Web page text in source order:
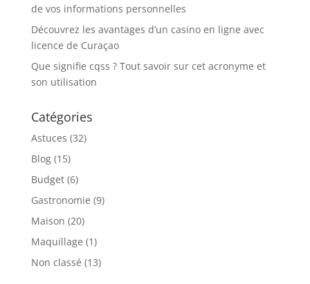
de vos informations personnelles
Découvrez les avantages d’un casino en ligne avec
licence de Curaçao
Que signifie cqss ? Tout savoir sur cet acronyme et
son utilisation
Catégories
Astuces (32)
Blog(15)
Budget(6)
Gastronomie (9)
Maison (20)
Maquillage (1)
Non classé (13)